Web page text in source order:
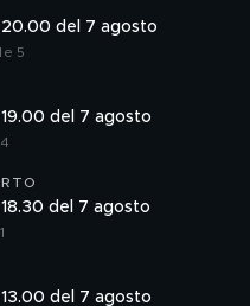
20.00 del 7 agosto
5
del 7 agosto
del 7 agosto
del 7 agosto